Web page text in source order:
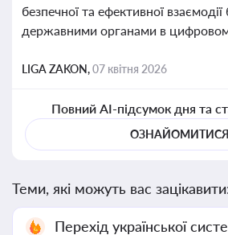
безпечної та ефективної взаємодії
державними органами в
LIGA ZAKON,07 квітня 2026
Повний AI-підсумок дня та
ОЗНАЙОМИТИСЯ
Теми, які можуть вас
Перехід української